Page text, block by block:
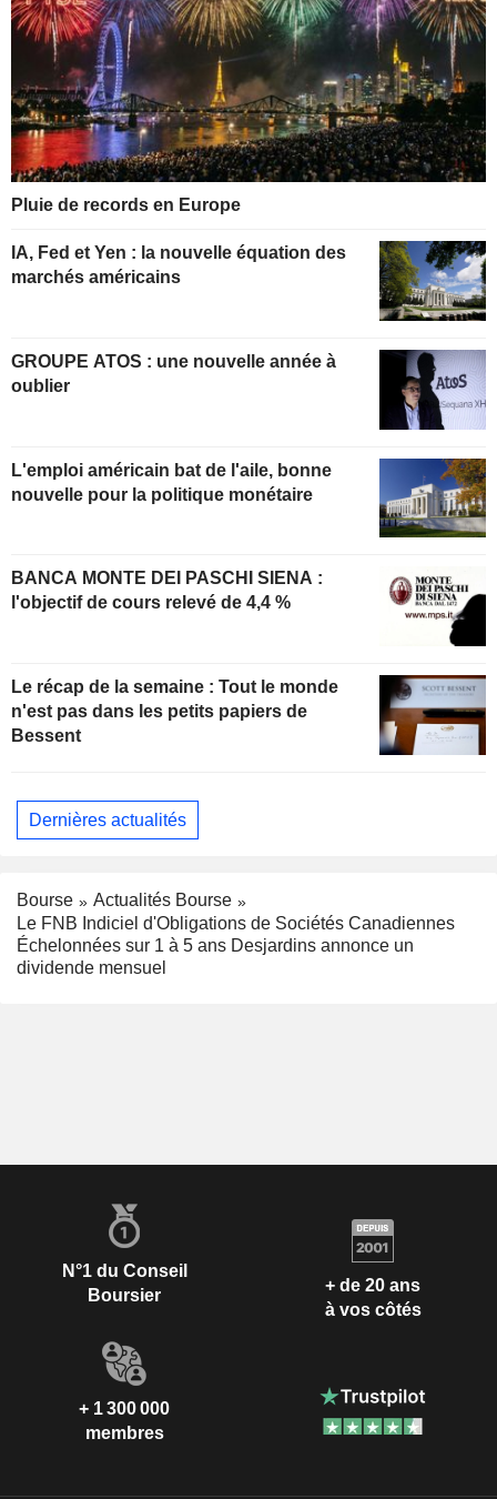
Pluie de records en Europe
IA, Fed et Yen : la nouvelle équation des
marchés américains
GROUPE ATOS : une nouvelle année à
oublier
L'emploi américain bat de l'aile, bonne
nouvelle pour la politique monétaire
BANCA MONTE DEI PASCHI SIENA :
l'objectif de cours relevé de 4,4 %
Le récap de la semaine : Tout le monde
n'est pas dans les petits papiers de
Bessent
Dernières actualités
Bourse
Actualités Bourse
Le FNB Indiciel d'Obligations de Sociétés Canadiennes
Échelonnées sur 1 à 5 ans Desjardins annonce un
dividende mensuel
N°1 du Conseil
Boursier
+ de 20 ans
à vos côtés
+ 1 300 000
membres